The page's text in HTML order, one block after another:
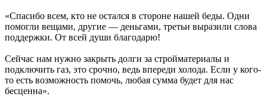
«Спасибо всем, кто не остался в стороне нашей беды. Одни
помогли вещами, другие — деньгами, третьи выразили слова
поддержки. От всей души благодарю!
Сейчас нам нужно закрыть долги за стройматериалы и
подключить газ, это срочно, ведь впереди холода. Если у кого-
то есть возможность помочь, любая сумма будет для нас
бесценна».